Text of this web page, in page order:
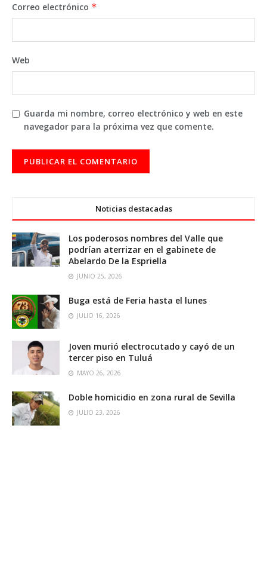
Correo electrónico *
Web
Guarda mi nombre, correo electrónico y web en este
navegador para la próxima vez que comente.
Noticias destacadas
Los poderosos nombres del Valle que
podrían aterrizar en el gabinete de
Abelardo De la Espriella
JUNIO 25, 2026
Buga está de Feria hasta el lunes
JULIO 16, 2026
Joven murió electrocutado y cayó de un
tercer piso en Tuluá
MAYO 26, 2026
Doble homicidio en zona rural de Sevilla
JULIO 23, 2026